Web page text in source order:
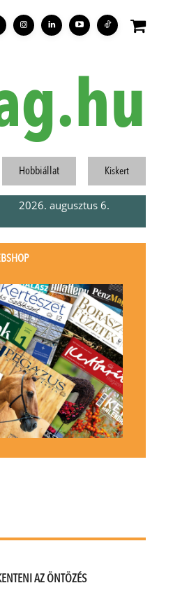
Hobbiállat Kiskert
2026. augusztus 6.
AZ ÖNTÖZÉS